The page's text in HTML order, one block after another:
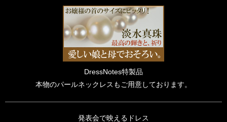
DressNotes特製品
本物のパールネックレスもご用意しております。
発表会で映えるドレス